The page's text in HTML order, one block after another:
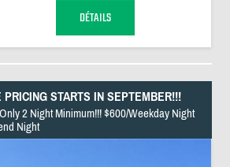
DÉTAILS
PRICING STARTS IN SEPTEMBER!!!
2 Night Minimum!!! $600/Weekday Night
Night